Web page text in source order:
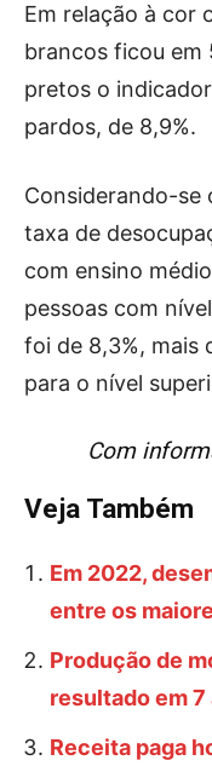
Em relação à cor
brancos ficou em
pretos o
pardos, de 8,9%.
Considerando-se
taxa de
com ensino
pessoas com
foi de 8,3%, mais
para o nível
Com
Veja Também
Em 2022,
entre os
Produção de
resultado em 7
Receita paga